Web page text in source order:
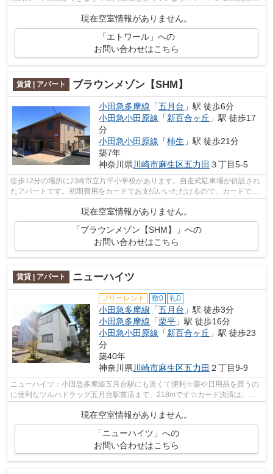
現在空室情報がありません。
「エトワール」への
お問い合わせはこちら
賃貸 | アパート ブラウンメゾン【SHM】
小田急多摩線 「五月台 」駅 徒歩6分
小田急小田原線 「新百合ヶ丘 」駅 徒歩17
分
小田急小田原線 「柿生 」駅 徒歩21分
築7年
神奈川県 川崎市麻生区五力田 ３丁目5-5
徒歩12分の場所に川崎市立片平小学校があります。自走式駐車場が併設され
たアパートです。初期費用をカードでお支払いいただけるので、カードで決
済したい方にもおすすめです。2駅利用...
現在空室情報がありません。
「ブラウンメゾン【SHM】」への
お問い合わせはこちら
賃貸 | アパート ニューハイツ
フリーレント 敷0 礼0
小田急多摩線 「五月台 」駅 徒歩3分
小田急多摩線 「栗平 」駅 徒歩16分
小田急小田原線 「新百合ヶ丘 」駅 徒歩23
分
築40年
神奈川県川崎市麻生区五力田 ２丁目9-9
ニューハイツ：小田急多摩線五月台駅にも近くて便利☆薬や日用品を買うの
に便利なツルハドラッグ五月台駅前店まで、218mです☆カード決済は、
現在空室情報がありません。
「ニューハイツ」への
お問い合わせはこちら